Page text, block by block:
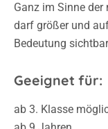
Ganz im Sinne
darf größer und
Bedeutung
Geeignet für:
ab 3. Klasse